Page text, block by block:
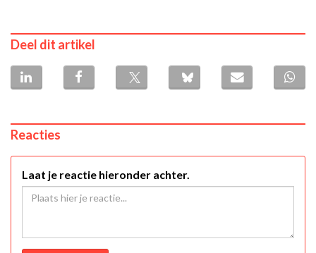
Deel dit artikel
Reacties
Laat je reactie hieronder achter.